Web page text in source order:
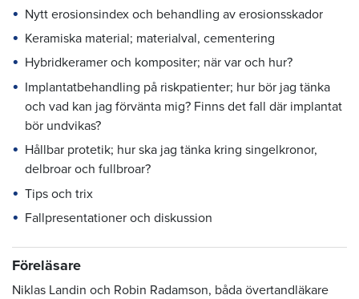
Nytt erosionsindex och behandling av erosionsskador
Keramiska material; materialval, cementering
Hybridkeramer och kompositer; när var och hur?
Implantatbehandling på riskpatienter; hur bör jag tänka
och vad kan jag förvänta mig? Finns det fall där implantat
bör undvikas?
Hållbar protetik; hur ska jag tänka kring singelkronor,
delbroar och fullbroar?
Tips och trix
Fallpresentationer och diskussion
Föreläsare
Niklas Landin och Robin Radamson, båda övertandläkare